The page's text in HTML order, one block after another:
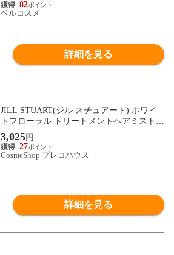
82
ベルコスメ
詳細を見る
JILL STUART(ジル スチュアート) ホワイ
トフローラル トリートメントヘアミスト 2
00ml
3,025円
27
CosmeShop プレコハウス
詳細を見る